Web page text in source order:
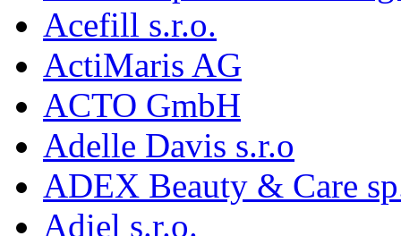
Acefill s.r.o.
ActiMaris AG
ACTO GmbH
Adelle Davis s.r.o
ADEX Beauty & Care
Adiel s.r.o.